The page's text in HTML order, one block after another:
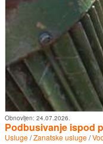
Obnovljen: 24.07.2026.
Podbusivanje ispod
Usluge/Zanatske usluge/